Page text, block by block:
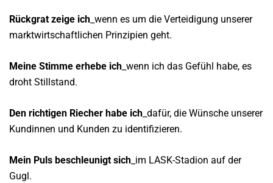
Rückgrat zeige ich _wenn es um die Verteidigung unserer
marktwirtschaftlichen Prinzipien geht.
Meine Stimme erhebe ich _wenn ich das Gefühl habe, es
droht Stillstand.
Den richtigen Riecher habe ich _dafür, die Wünsche unserer
Kundinnen und Kunden zu identifizieren.
Mein Puls beschleunigt sich _im LASK-Stadion auf der
Gugl.